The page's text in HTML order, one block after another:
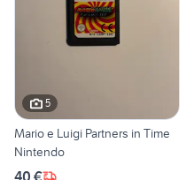
5
Mario e Luigi Partners in Time
Nintendo
40 €